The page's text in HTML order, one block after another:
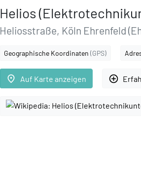
Helios
Heliosstraße, Köln Ehrenfeld
Geographische Koordinaten (GPS)
place Auf Karte anzeigen add_circle_outline